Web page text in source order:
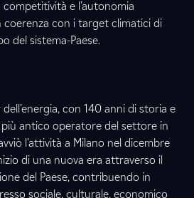
e l’autonomia
coerenza con i target climatici di
del sistema-Paese.
con 140 anni di storia e
antico operatore del settore in
l’attività a Milano nel dicembre
di una nuova era attraverso il
del Paese, contribuendo in
sociale, culturale, economico